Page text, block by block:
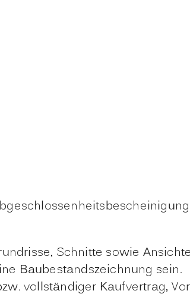
Schnitte sowie
Baubestandszeichnung sein.
vollständiger Kaufvertrag,